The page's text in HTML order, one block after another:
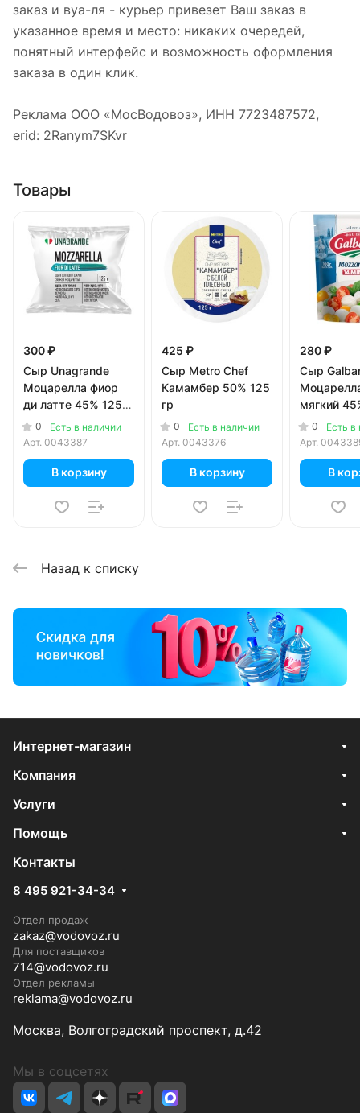
заказ и вуа-ля - курьер привезет Ваш заказ в
указанное время и место: никаких очередей,
понятный интерфейс и возможность оформления
заказа в один клик.
Реклама ООО «МосВодовоз», ИНН 7723487572,
erid: 2Ranym7SKvr
Товары
300 ₽
Сыр Unagrande
Моцарелла фиор
ди латте 45% 125
гр 0
Есть в наличии
Арт. 0043387
В корзину
425 ₽
Сыр Metro Chef
Камамбер 50% 125
гр
0
Есть в наличии
Арт. 0043376
В корзину
280 ₽
Сыр
мягкий
0
Есть в
Арт.
В
Назад к списку
Интернет-магазин
Компания
Услуги
Помощь
Контакты
8 495 921-34-34
Отдел продаж
zakaz@vodovoz.ru
Для поставщиков
714@vodovoz.ru
Отдел рекламы
reklama@vodovoz.ru
Москва, Волгоградский проспект, д.42
Мы в соцсетях